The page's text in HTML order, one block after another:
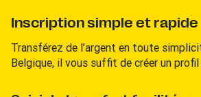
Inscription simple et rapide
Transférez de l’argent en toute
Belgique, il vous suffit de créer un